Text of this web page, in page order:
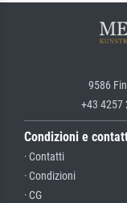
9586
+43 4257
Condizioni e
· Contatti
· Condizioni
· CG